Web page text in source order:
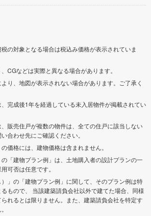
の対象となる場合は税込み価格が表示されていま
CGなどは実際と異なる場合があります。
り、地図が表示されない場合があります。ご了承く
、完成後1年を経過している未入居物件が掲載されてい
、販売住戸が複数の物件は、全ての住戸に該当しない
合わせ先にご確認ください。
価格には、建物価格は含まれません。
の「建物プラン例」は、土地購入者の設計プランの一
可否は任意です。
）」の「建物プラン例」に関して、そのプラン例は特
もので、 当該建築請負会社以外で建てた場合、同様
れるとは限りません。また、建築請負会社を特定す